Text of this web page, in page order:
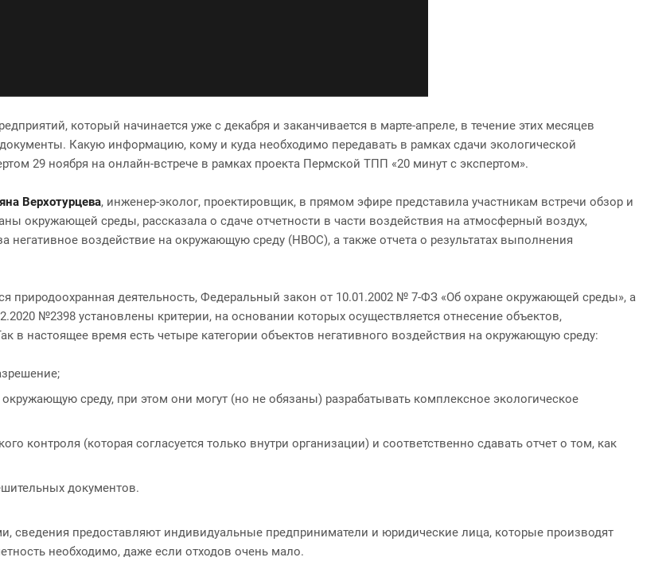
который начинается уже с декабря и заканчивается в марте-апреле, в течение этих месяцев
Какую информацию, кому и куда необходимо передавать в рамках сдачи экологической
29 ноября на онлайн-встрече в рамках проекта Пермской ТПП «20 минут с экспертом».
Верхотурцева, инженер-эколог, проектировщик, в прямом эфире представила участникам встречи обзор и
окружающей среды, рассказала о сдаче отчетности в части воздействия на атмосферный воздух,
негативное воздействие на окружающую среду (НВОС), а также отчета о результатах выполнения
природоохранная деятельность, Федеральный закон от 10.01.2002 № 7-ФЗ «Об охране окружающей среды», а
№2398 установлены критерии, на основании которых осуществляется отнесение объектов,
настоящее время есть четыре категории объектов негативного воздействия на окружающую среду:
среду, при этом они могут (но не обязаны) разрабатывать комплексное экологическое
контроля (которая согласуется только внутри организации) и соответственно сдавать отчет о том, как
документов.
сведения предоставляют индивидуальные предприниматели и юридические лица, которые производят
необходимо, даже если отходов очень мало.